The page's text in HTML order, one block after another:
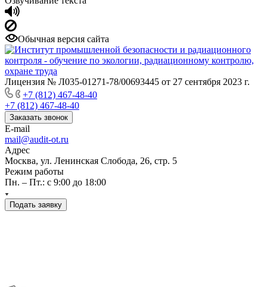
Обычная версия сайта
Лицензия № Л035-01271-78/00693445 от 27 сентября 2023 г.
+7 (812) 467-48-40
+7 (812) 467-48-40
Заказать звонок
E-mail
mail@audit-ot.ru
Адрес
Москва, ул. Ленинская Слобода, 26, стр. 5
Режим работы
Пн. – Пт.: с 9:00 до 18:00
Подать заявку